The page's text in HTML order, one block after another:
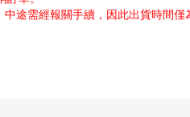
需經報關手續，因此出貨時間僅